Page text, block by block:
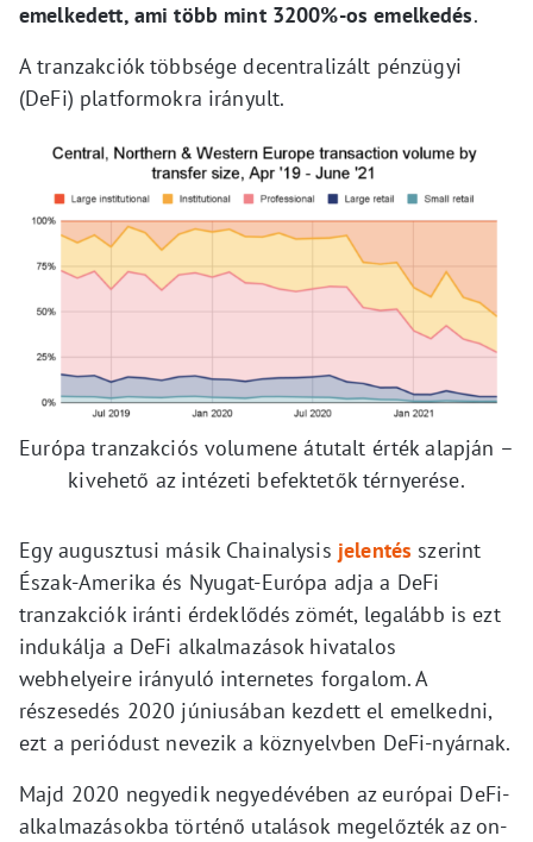
emelkedett, ami több mint 3200%-os emelkedés.
A tranzakciók többsége decentralizált pénzügyi
(DeFi) platformokra irányult.
Európa tranzakciós volumene átutalt érték alapján –
kivehető az intézeti befektetők térnyerése.
Egy augusztusi másik Chainalysis jelentés szerint
Észak-Amerika és Nyugat-Európa adja a DeFi
tranzakciók iránti érdeklődés zömét, legalább is ezt
indukálja a DeFi alkalmazások hivatalos
webhelyeire irányuló internetes forgalom. A
részesedés 2020 júniusában kezdett el emelkedni,
ezt a periódust nevezik a köznyelvben DeFi-nyárnak.
Majd 2020 negyedik negyedévében az európai DeFi-
alkalmazásokba történő utalások megelőzték az on-